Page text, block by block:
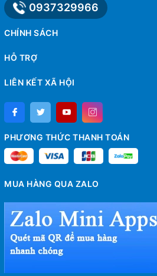
0937329966
CHÍNH SÁCH
HỖ TRỢ
LIÊN KẾT XÃ HỘI
PHƯƠNG THỨC THANH TOÁN
MUA HÀNG QUA ZALO